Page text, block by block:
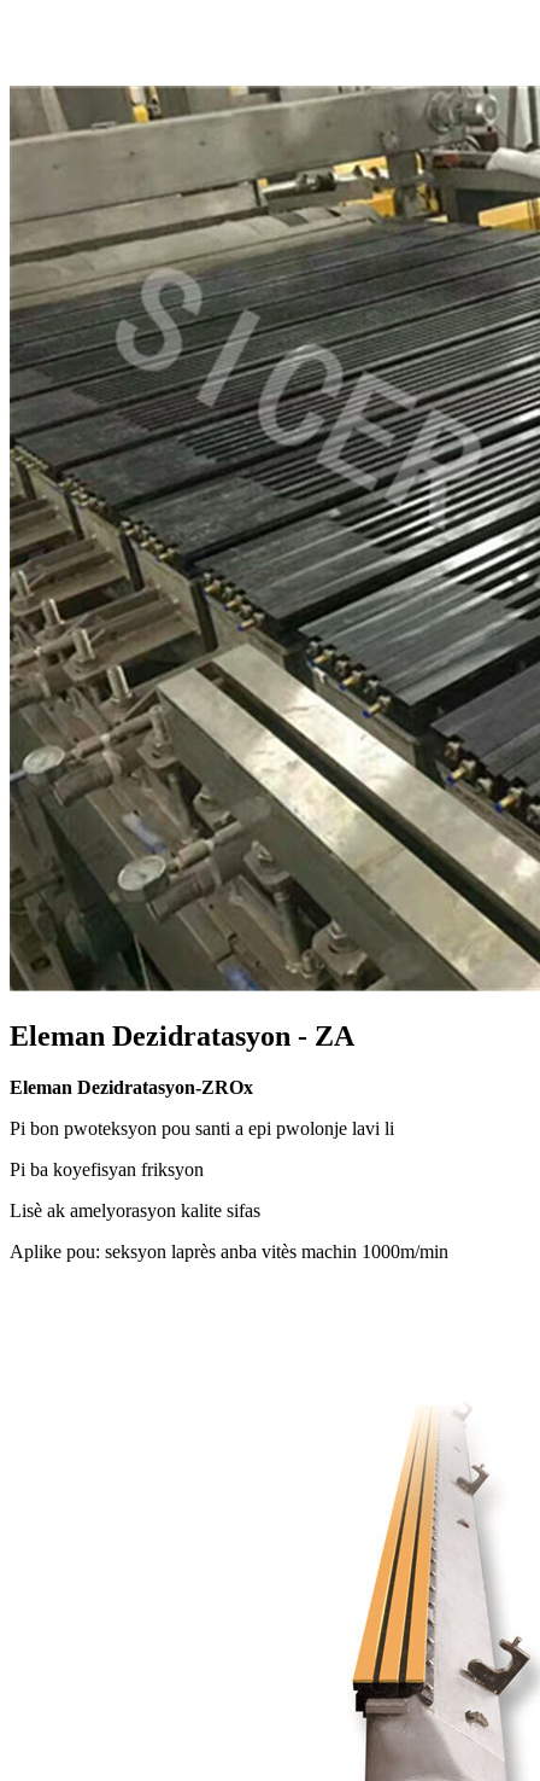
Eleman Dezidratasyon - ZA
Eleman Dezidratasyon-ZROx
Pi bon pwoteksyon pou santi a epi pwolonje lavi li
Pi ba koyefisyan friksyon
Lisè ak amelyorasyon kalite sifas
Aplike pou: seksyon laprès anba vitès machin 1000m/min